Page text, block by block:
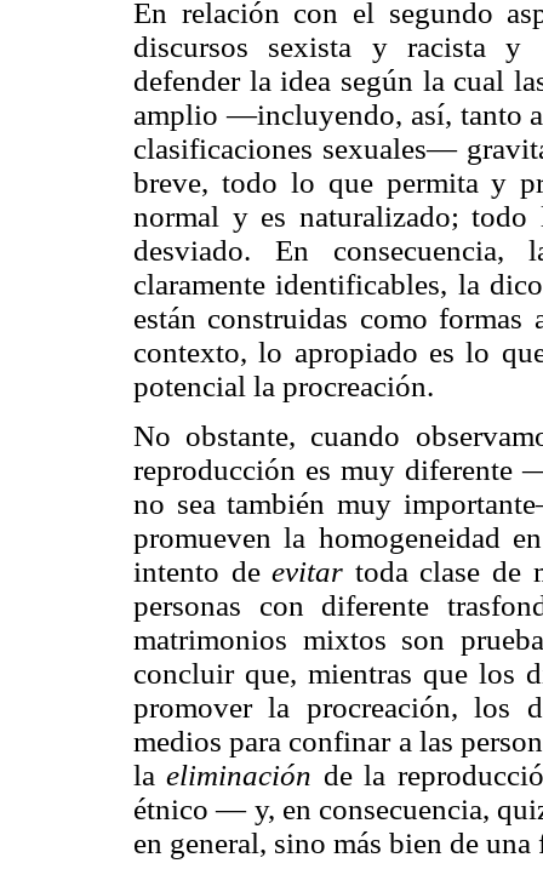
En relación con el segundo
discursos sexista y racista y
defender la idea según la cual
amplio —incluyendo, así, tanto
clasificaciones sexuales—
breve, todo lo que permita y
normal y es naturalizado; todo
desviado. En consecuencia,
claramente identificables, la
están construidas como formas
contexto, lo apropiado es lo
potencial la procreación.
No obstante, cuando
reproducción es muy diferente
no sea también muy
promueven la homogeneidad
intento deevitar toda clase de
personas con diferente
matrimonios mixtos son
concluir que, mientras que los
promover la procreación, los
medios para confinar a las
laeliminación de la
étnico — y, en consecuencia,
en general, sino más bien de